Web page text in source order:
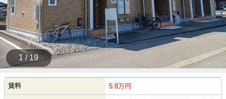
1 / 19
賃料 5.8万円